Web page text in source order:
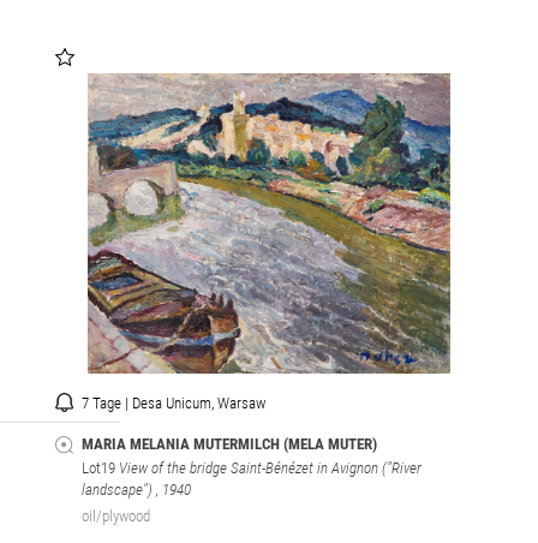
7 Tage | Desa Unicum, Warsaw
MARIA MELANIA MUTERMILCH (MELA MUTER)
Lot19 View of the bridge Saint-Bénézet in Avignon ("River
landscape") , 1940
oil/plywood